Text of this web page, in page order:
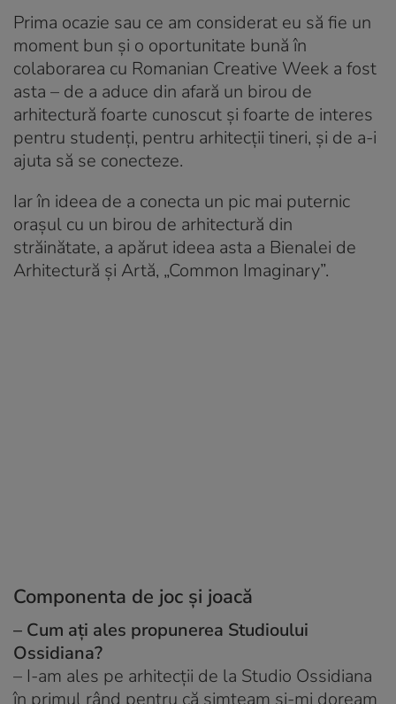
Prima ocazie sau ce am considerat eu să fie un
moment bun și o oportunitate bună în
colaborarea cu Romanian Creative Week a fost
asta – de a aduce din afară un birou de
arhitectură foarte cunoscut și foarte de interes
pentru studenți, pentru arhitecții tineri, și de a-i
ajuta să se conecteze.
Iar în ideea de a conecta un pic mai puternic
orașul cu un birou de arhitectură din
străinătate, a apărut ideea asta a Bienalei de
Arhitectură și Artă, „Common Imaginary”.
Componenta de joc și joacă
– Cum ați ales propunerea Studioului
Ossidiana?
– I-am ales pe arhitecții de la Studio Ossidiana
în primul rând pentru că simțeam și-mi doream